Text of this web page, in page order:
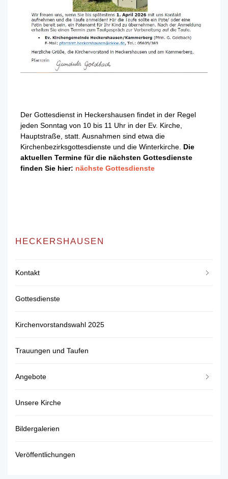
Der Gottesdienst in Heckershausen findet in der Regel
jeden Sonntag von 10 bis 11 Uhr in der Ev. Kirche,
Hauptstraße, statt. Ausnahmen sind etwa die
Kirchenbezirksgottesdienste und die Winterkirche. Die
aktuellen Termine für die nächsten Gottesdienste
finden Sie hier: nächste Gottesdienste
HECKERSHAUSEN
Kontakt
Gottesdienste
Kirchenvorstandswahl 2025
Trauungen und Taufen
Angebote
Unsere Kirche
Bildergalerien
Veröffentlichungen